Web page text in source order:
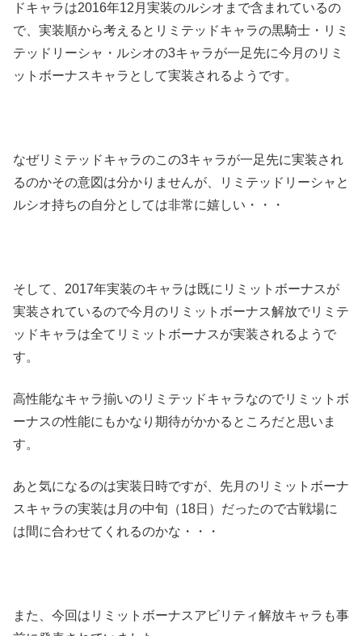
ドキャラは2016年12月実装のルシオまで含まれているの
で、実装順から考えるとリミテッドキャラの黒騎士・リミ
テッドリーシャ・ルシオの3キャラが一足先に今月のリミ
ットボーナスキャラとして実装されるようです。
なぜリミテッドキャラのこの3キャラが一足先に実装され
るのかその意図は分かりませんが、リミテッドリーシャと
ルシオ持ちの自分としては非常に嬉しい・・・
そして、2017年実装のキャラは既にリミットボーナスが
実装されているので今月のリミットボーナス解放でリミテ
ッドキャラは全てリミットボーナスが実装されるようで
す。
高性能なキャラ揃いのリミテッドキャラなのでリミットボ
ーナスの性能にもかなり期待がかかるところだと思いま
す。
あと気になるのは実装日時ですが、先月のリミットボーナ
スキャラの実装は月の中旬（18日）だったので古戦場に
は間に合わせてくれるのかな・・・
また、今回はリミットボーナスアビリティ解放キャラも事